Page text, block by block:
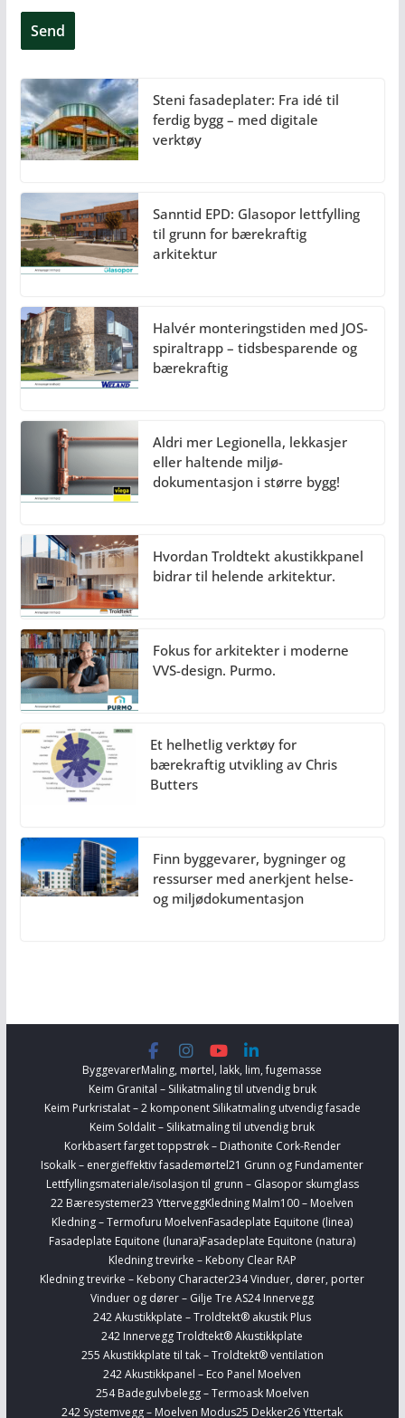
Steni fasadeplater: Fra idé til
ferdig bygg – med digitale
verktøy
Sanntid EPD: Glasopor lettfylling
til grunn for bærekraftig
arkitektur
Halvér monteringstiden med JOS-
spiraltrapp – tidsbesparende og
bærekraftig
Aldri mer Legionella, lekkasjer
eller haltende miljø-
dokumentasjon i større bygg!
Hvordan Troldtekt akustikkpanel
bidrar til helende arkitektur.
Fokus for arkitekter i moderne
VVS-design. Purmo.
Et helhetlig verktøy for
bærekraftig utvikling av Chris
Butters
Finn byggevarer, bygninger og
ressurser med anerkjent helse-
og miljødokumentasjon
ByggevarerMaling, mørtel, lakk, lim, fugemasse
Keim Granital – Silikatmaling til utvendig bruk
Keim Purkristalat – 2 komponent Silikatmaling utvendig fasade
Keim Soldalit – Silikatmaling til utvendig bruk
Korkbasert farget toppstrøk – Diathonite Cork-Render
Isokalk – energieffektiv fasademørtel21 Grunn og Fundamenter
Lettfyllingsmateriale/isolasjon til grunn – Glasopor skumglass
22 Bæresystemer23 YtterveggKledning Malm100 – Moelven
Kledning – Termofuru MoelvenFasadeplate Equitone (linea)
Fasadeplate Equitone (lunara)Fasadeplate Equitone (natura)
Kledning trevirke – Kebony Clear RAP
Kledning trevirke – Kebony Character234 Vinduer, dører, porter
Vinduer og dører – Gilje Tre AS24 Innervegg
242 Akustikkplate – Troldtekt® akustik Plus
242 Innervegg Troldtekt® Akustikkplate
255 Akustikkplate til tak – Troldtekt® ventilation
242 Akustikkpanel – Eco Panel Moelven
254 Badegulvbelegg – Termoask Moelven
242 Systemvegg – Moelven Modus25 Dekker26 Yttertak